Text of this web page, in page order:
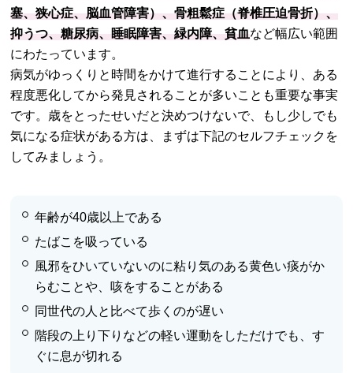
塞、狭心症、脳血管障害）、骨粗鬆症（脊椎圧迫骨折）、
抑うつ、糖尿病、睡眠障害、緑内障、貧血など幅広い範囲
にわたっています。
病気がゆっくりと時間をかけて進行することにより、ある
程度悪化してから発見されることが多いことも重要な事実
です。歳をとったせいだと決めつけないで、もし少しでも
気になる症状がある方は、まずは下記のセルフチェックを
してみましょう。
年齢が40歳以上である
たばこを吸っている
風邪をひいていないのに粘り気のある黄色い痰がか
らむことや、咳をすることがある
同世代の人と比べて歩くのが遅い
階段の上り下りなどの軽い運動をしただけでも、す
ぐに息が切れる